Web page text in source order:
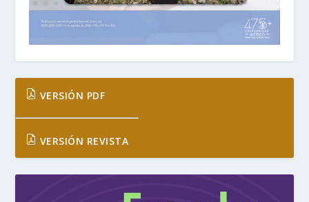
VERSIÓN PDF
VERSIÓN REVISTA